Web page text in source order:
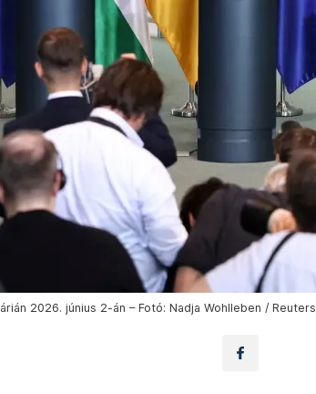
2026. június 2-án – Fotó: Nadja Wohlleben / Reuters